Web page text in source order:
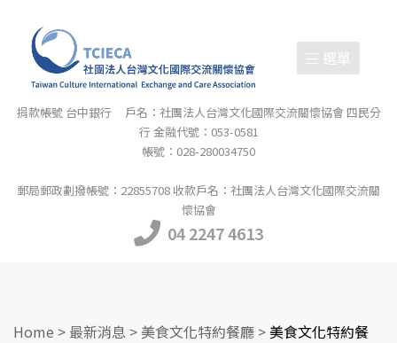
選單
捐款帳號 台中銀行 戶名：社團法人台灣文化國際交流關懷協會 四民分
行 金融代號：053-0581
帳號：028-280034750
郵局郵政劃撥帳號：22855708 收款戶名：社團法人台灣文化國際交流關
懷協會
04 2247 4613
Home > 最新消息 > 美食文化特約餐廳 > 美食文化特約餐